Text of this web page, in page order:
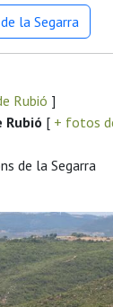
la Segarra
Rubió ]
[ + fotos
de la Segarra